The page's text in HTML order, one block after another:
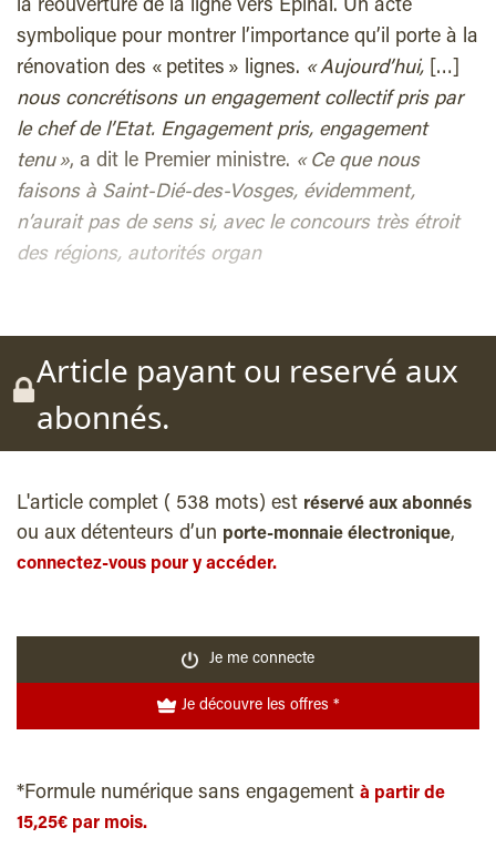
la réouverture de la ligne vers Epinal. Un acte
symbolique pour montrer l’importance qu’il porte à la
rénovation des « petites » lignes. « Aujourd’hui,
[…]
nous concrétisons un engagement collectif pris par
le chef de l’Etat. Engagement pris, engagement
tenu », a dit le Premier ministre. « Ce que nous
faisons à Saint-Dié-des-Vosges, évidemment,
n’aurait pas de sens si, avec le concours très étroit
des régions, autorités organ
Article payant ou reservé aux
abonnés.
L'article complet ( 538 mots) est réservé aux abonnés
ou aux détenteurs d’un porte-monnaie électronique,
connectez-vous pour y accéder.
Je me connecte
Je découvre les offres *
*Formule numérique sans engagement à partir de
15,25€ par mois.